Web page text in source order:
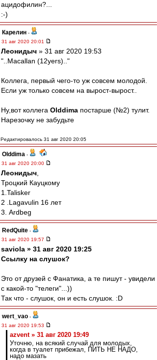
ацидофилин?...
:-)
Карелин -
31 авг 2020 20:01
Леонидыч » 31 авг 2020 19:53
"..Macallan (12yers).."
Коллега, первый чего-то уж совсем молодой.
Если уж только совсем на вырост-вырост..
Ну,вот коллега Olddima постарше (№2) тулит.
Нарезочку не забудьте
Редактировалось 31 авг 2020 20:05
Olddima -
31 авг 2020 20:00
Леонидыч
Троцкий Кауцкому
1.Talisker
2 .Lagavulin 16 лет
3. Ardbeg
RedQuite -
31 авг 2020 19:57
saviola » 31 авг 2020 19:25
Ссылку на слушок?
Это от друзей с Фанатика, а те пишут - увидели
с какой-то "телеги"...))
Так что - слушок, он и есть слушок. :D
wert_vao -
31 авг 2020 19:53
azvent » 31 авг 2020 19:49
Уточню, на всякий случай для молодых,
когда в туалет прибежал, ПИТЬ НЕ НАДО,
надо мазать